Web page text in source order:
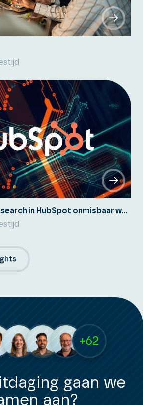
Waarom Deep Research in HubSpot onmisbaar wordt voor B2B-bedrijven
+62
gaan we
aan?